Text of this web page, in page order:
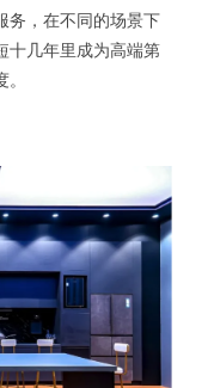
务，在不同的场景下
十几年里成为高端第